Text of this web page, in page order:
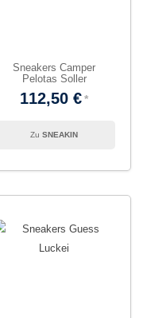
Sneakers Camper
Pelotas Soller
112,50 €
SNEAKIN